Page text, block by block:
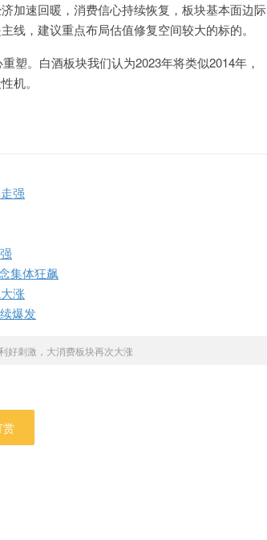
加速回暖，消费信心持续恢复，板块基本面边际
，建议重点布局估值修复空间较大的标的。
塑。白酒板块我们认为2023年将类似2014年，
机。
强
集体狂飙
涨
爆发
好刺激，大消费板块再次大涨
赏